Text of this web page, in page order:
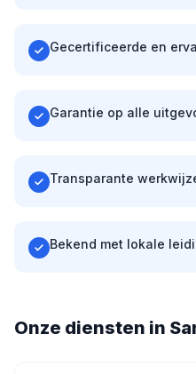
Gecertificeerde en
Garantie op alle
Transparante
Bekend met lokale
Onze diensten in